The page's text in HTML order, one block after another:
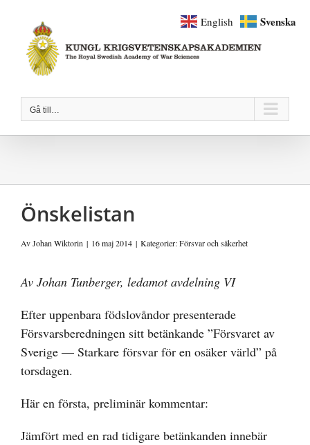
innehållet
Gå till…
Önskelistan
AvJohan Wiktorin | 16 maj 2014 | Kategorier:Försvar och säkerhet
Av Johan Tunberger, ledamot avdelning VI
Efter uppenbara födslovåndor presenterade
Försvarsberedningen sitt betänkande ”Försvaret av
Sverige — Starkare försvar för en osäker värld” på
torsdagen.
Här en första, preliminär kommentar:
Jämfört med en rad tidigare betänkanden innebär
English Svenska